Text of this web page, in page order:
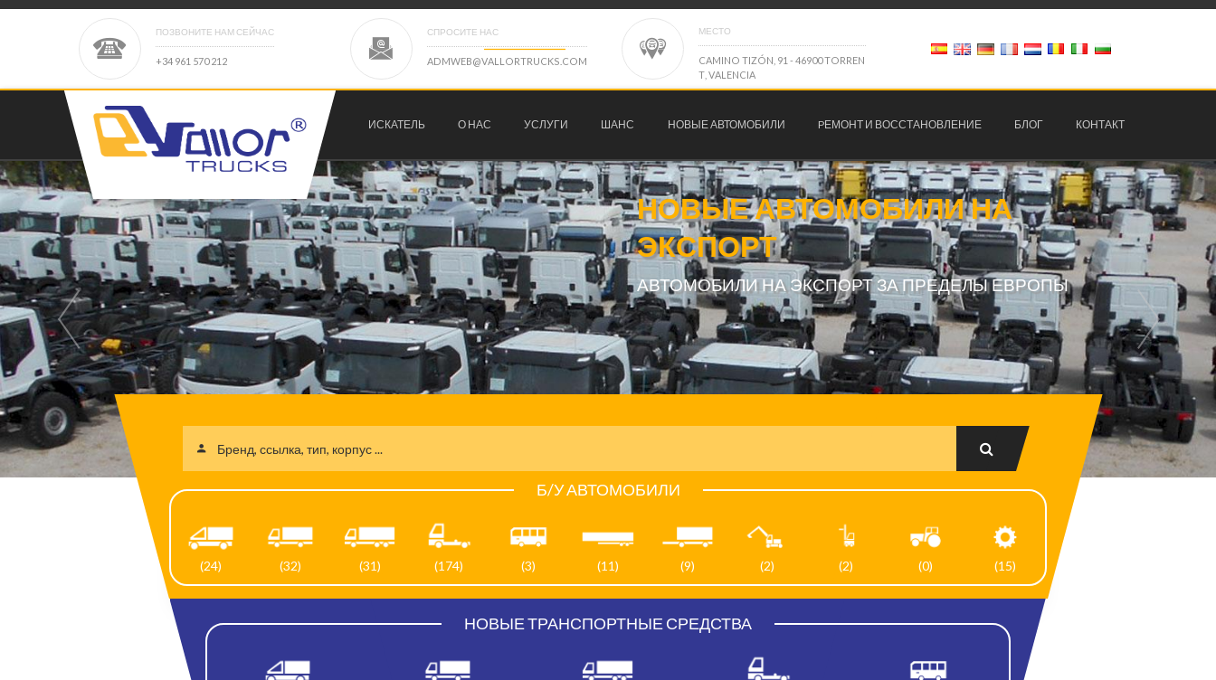
ПОЗВОНИТЕ НАМ СЕЙЧАС
+34 961 570 21 2
СПРОСИТЕ НАС
ADMWEB@VAL L ORTRUCKS COM
МЕСТО
CAMINO TIZÓN 91 - 46900TORREN
T, VAL ENCIA
ИСКАТЕЛЬ О НАС УСЛУГИ ШАНС НОВЫЕ АВТОМОБИЛИ PЕМОНТ И ВОССТАНОВЛЕНИЕ БЛОГ КОНТАКТ
НОВЫЕ АВТОМОБИЛИ НА
ЭКСПОРТ
АВТОМОБИЛИ НА ЭКСПОРТ ЗА ПРЕДЕЛЫ ЕВРОПЫ
Б/У АВТОМОБИЛИ
(24) (32) (31) (174) (3) (11) (9) (2) (2) (0) (15)
НОВЫЕ ТРАНСПОРТНЫЕ СРЕДСТВА